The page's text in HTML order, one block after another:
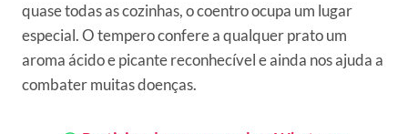
quase todas as cozinhas, o coentro ocupa um lugar
especial. O tempero confere a qualquer prato um
aroma ácido e picante reconhecível e ainda nos ajuda a
combater muitas doenças.